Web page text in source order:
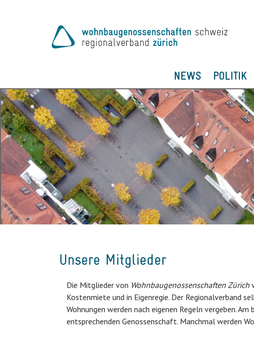
NEWS POLITIK
Unsere Mitglieder
Die Mitglieder von Wohnbaugenossenschaften Zürich
Kostenmiete und in Eigenregie. Der Regionalverband
Wohnungen werden nach eigenen Regeln vergeben.
entsprechenden Genossenschaft. Manchmal werden